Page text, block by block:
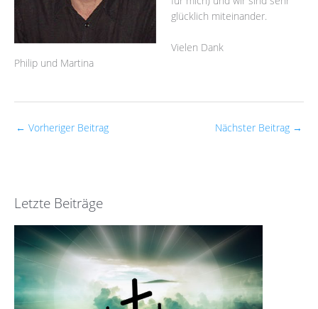
glücklich miteinander.
Vielen Dank
Philip und Martina
← Vorheriger Beitrag Nächster Beitrag →
Letzte Beiträge